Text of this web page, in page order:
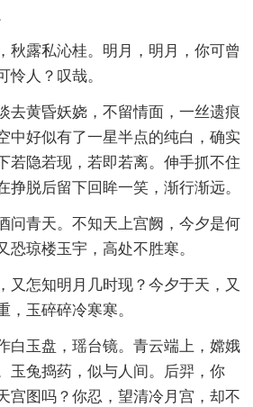
秋露私沁桂。明月，明月，你可曾
怜人？叹哉。
去黄昏妖娆，不留情面，一丝遗痕
中好似有了一星半点的纯白，确实
若隐若现，若即若离。伸手抓不住
挣脱后留下回眸一笑，渐行渐远。
问青天。不知天上宫阙，今夕是何
恐琼楼玉宇，高处不胜寒。
又怎知明月几时现？今夕于天，又
，玉碎碎冷寒寒。
白玉盘，瑶台镜。青云端上，嫦娥
玉兔捣药，似与人间。后羿，你
宫图吗？你忍，望清冷月宫，却不